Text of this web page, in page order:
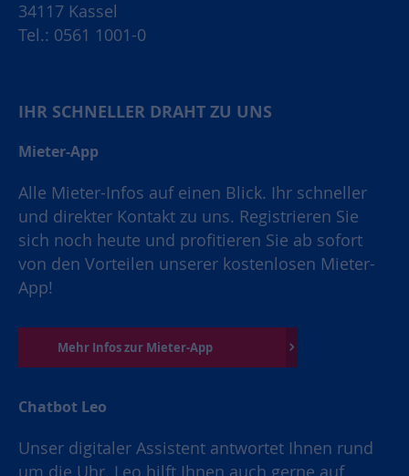
34117 Kassel
Tel.: 0561 1001-0
IHR SCHNELLER DRAHT ZU UNS
Mieter-App
Alle Mieter-Infos auf einen Blick. Ihr schneller
und direkter Kontakt zu uns. Registrieren Sie
sich noch heute und profitieren Sie ab sofort
von den Vorteilen unserer kostenlosen Mieter-
App!
Mehr Infos zur Mieter-App
Chatbot Leo
Unser digitaler Assistent antwortet Ihnen rund